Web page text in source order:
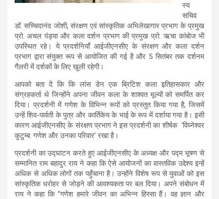
स्य
सचिव
डॉ. सच्चिदानंद जोशी, संरक्षण एवं सांस्कृतिक अभिलेखागार प्रभाग के प्रमुख
प्रो. अचल पंड्या और कला दर्शन प्रभाग की प्रमुख प्रो. ऋचा कांबोज भी
उपस्थित रहे। ये प्रदर्शनियाँ आईजीएनसीए के संरक्षण और कला दर्शन
प्रभाग द्वारा संयुक्त रूप से आयोजित की गई है और 5 सितंबर तक दर्शनम
गैलरी में दर्शकों के लिए खुली रहेगी।
आपको बता दें कि कि लांस डेन एक ब्रिटिश कला इतिहासकार और
संग्रहकर्ता थे जिन्होंने अपना जीवन कला के शाश्वत मूल्यों को समर्पित कर
दिया। प्रदर्शनी में गणेश के विभिन्न रूपों को प्रस्तुत किया गया है, जिसमें
उन्हें शिव-पार्वती के पुत्र और कार्तिकेय के भाई के रूप में दर्शाया गया है। इसी
कारण आईजीएनसीए के संरक्षण प्रभाग ने इस प्रदर्शनी का शीर्षक ‘विघ्नेश्वर
कुटुम्ब: गणेश और उनका परिवार’ रखा है।
प्रदर्शनी का उद्घाटन करते हुए आईजीएनसीए के अध्यक्ष और पद्म भूषण से
सम्मानित राम बहादुर राय ने कहा कि ऐसे आयोजनों का वास्तविक उद्देश्य इन्हें
अधिक से अधिक लोगों तक पहुँचाना है। उन्होंने विशेष रूप से युवाओं को इस
सांस्कृतिक धरोहर से जोड़ने की आवश्यकता पर बल दिया। अपने संबोधन में
राय ने कहा कि “गणेश हमारे जीवन का अभिन्न हिस्सा हैं। वह ज्ञान और